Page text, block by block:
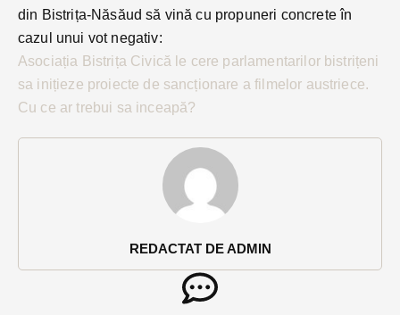
REDACTAT DE ADMIN
din Bistrița-Năsăud să vină cu propuneri concrete în
cazul unui vot negativ:
Asociația Bistrița Civică le cere parlamentarilor bistrițeni
sa inițieze proiecte de sancționare a filmelor austriece.
Cu ce ar trebui sa inceapă?